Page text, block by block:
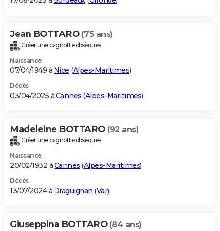
Jean BOTTARO (75 ans)
Créer une cagnotte obsèques
Naissance
07/04/1949 à Nice (Alpes-Maritimes)
Décès
03/04/2025 à Cannes (Alpes-Maritimes)
Madeleine BOTTARO (92 ans)
Créer une cagnotte obsèques
Naissance
20/02/1932 à Cannes (Alpes-Maritimes)
Décès
13/07/2024 à Draguignan (Var)
Giuseppina BOTTARO (84 ans)